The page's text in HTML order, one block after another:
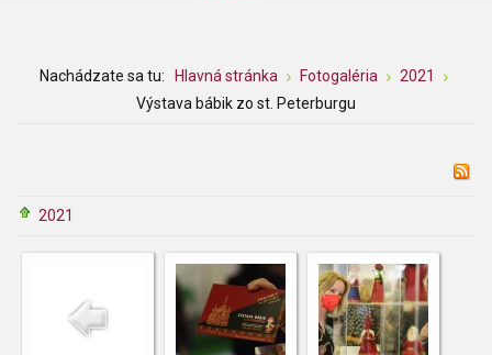
Nachádzate sa tu: Hlavná stránka Fotogaléria
2021
Výstava bábik zo st. Peterburgu
2021